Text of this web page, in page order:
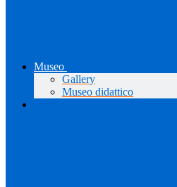
Museo
Gallery
Museo didattico